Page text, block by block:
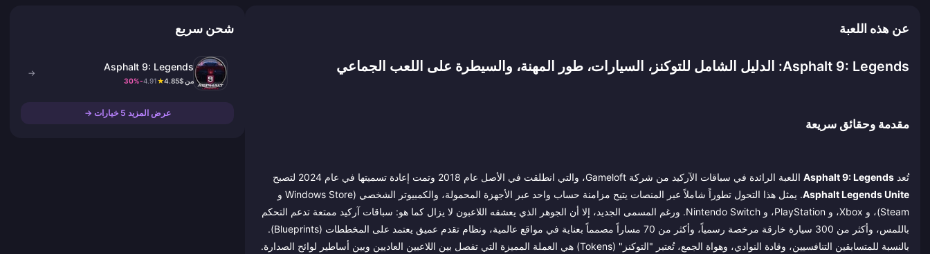
عن هذه اللعبة
Asphalt 9: Legends: الدليل الشامل للتوكنز، السيارات، طور المهنة، والسيطرة على اللعب الجماعي
مقدمة وحقائق سريعة
تُعد Asphalt 9: Legends اللعبة الرائدة في سباقات الآركيد من شركة Gameloft، والتي انطلقت في الأصل عام 2018 وتمت إعادة تسميتها في عام 2024 لتصبح
Asphalt Legends Unite
. يمثل هذا التحول تطوراً شاملاً عبر المنصات يتيح مزامنة حساب واحد عبر الأجهزة المحمولة، والكمبيوتر الشخصي (Windows Store و
Steam)، و Xbox، و PlayStation، و Nintendo Switch. ورغم المسمى الجديد، إلا أن الجوهر الذي يعشقه اللاعبون لا يزال كما هو: سباقات آركيد ممتعة تدعم التحكم
باللمس، وأكثر من 300 سيارة خارقة مرخصة رسمياً، وأكثر من 70 مساراً مصمماً بعناية في مواقع عالمية، ونظام تقدم عميق يعتمد على المخططات (Blueprints).
بالنسبة للمتسابقين التنافسيين، وقادة النوادي، وهواة الجمع، تُعتبر "التوكنز" (Tokens) هي العملة المميزة التي تفصل بين اللاعبين العاديين وبين أساطير لوائح الصدارة.
شحن سريع
Asphalt 9: Legends
من $4.85 ★
4.91
-30%
→
عرض المزيد 5 خيارات →